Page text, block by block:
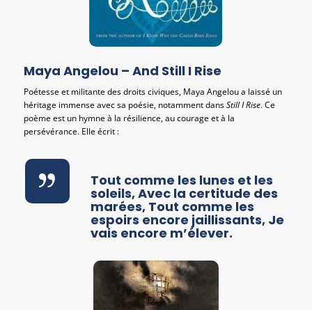
Maya Angelou – And Still I Rise
Poétesse et militante des droits civiques, Maya Angelou a laissé un
héritage immense avec sa poésie, notamment dansStill I Rise. Ce
poème est un hymne à la résilience, au courage et à la
persévérance. Elle écrit :
Tout comme les lunes et les
soleils, Avec la certitude des
marées, Tout comme les
espoirs encore jaillissants, Je
vais encore m’élever.